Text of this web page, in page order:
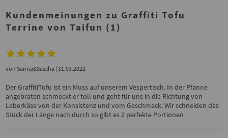
Kundenmeinungen zu Graffiti Tofu
Terrine von Taifun (1)
vonSarina&Sascha | 31.03.2022
Der GraffitiTofu ist ein Muss auf unserem Vespertisch. In der Pfanne
angebraten schmeckt er toll und geht für uns in die Richtung von
Leberkäse von der Konsistenz und vom Geschmack. Wir schneiden das
Stück der Länge nach durch so gibt es 2 perfekte Portionen